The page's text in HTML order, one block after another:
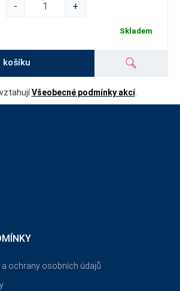
-
+
Skladem
košíku
Všeobecné podmínky akcí.
ochrany osobních údajů